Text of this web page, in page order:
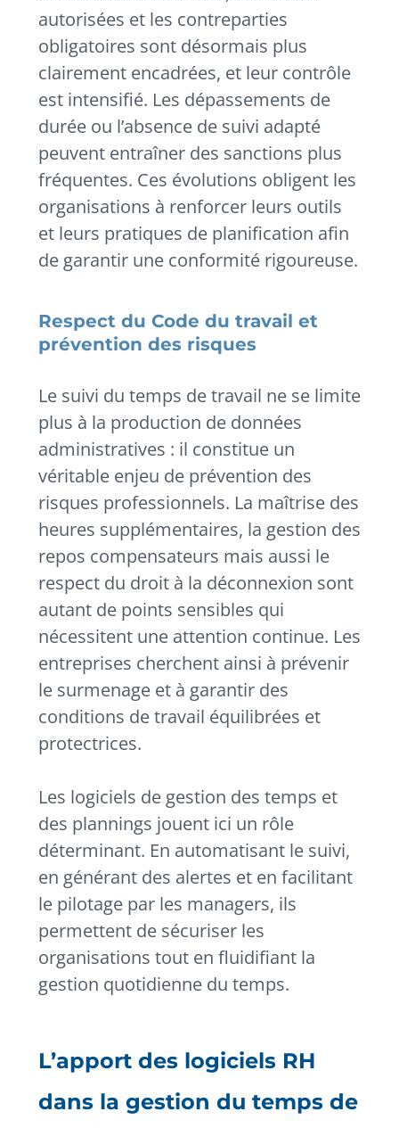
autorisées et les contreparties
obligatoires sont désormais plus
clairement encadrées, et leur contrôle
est intensifié. Les dépassements de
durée ou l’absence de suivi adapté
peuvent entraîner des sanctions plus
fréquentes. Ces évolutions obligent les
organisations à renforcer leurs outils
et leurs pratiques de planification afin
de garantir une conformité rigoureuse.
Respect du Code du travail et
prévention des risques
Le suivi du temps de travail ne se limite
plus à la production de données
administratives : il constitue un
véritable enjeu de prévention des
risques professionnels. La maîtrise des
heures supplémentaires, la gestion des
repos compensateurs mais aussi le
respect du droit à la déconnexion sont
autant de points sensibles qui
nécessitent une attention continue. Les
entreprises cherchent ainsi à prévenir
le surmenage et à garantir des
conditions de travail équilibrées et
protectrices.
Les logiciels de gestion des temps et
des plannings jouent ici un rôle
déterminant. En automatisant le suivi,
en générant des alertes et en facilitant
le pilotage par les managers, ils
permettent de sécuriser les
organisations tout en fluidifiant la
gestion quotidienne du temps.
L’apport des logiciels RH
dans la gestion du temps de